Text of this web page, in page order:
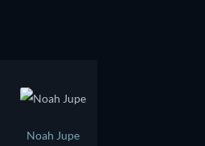
Noah Jupe